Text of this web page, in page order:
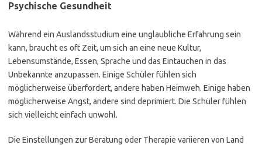
Psychische Gesundheit
Während ein Auslandsstudium eine unglaubliche Erfahrung sein
kann, braucht es oft Zeit, um sich an eine neue Kultur,
Lebensumstände, Essen, Sprache und das Eintauchen in das
Unbekannte anzupassen. Einige Schüler fühlen sich
möglicherweise überfordert, andere haben Heimweh. Einige haben
möglicherweise Angst, andere sind deprimiert. Die Schüler fühlen
sich vielleicht einfach unwohl.
Die Einstellungen zur Beratung oder Therapie variieren von Land